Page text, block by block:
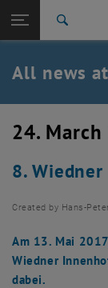
TU Login
Quicklinks
Toggle quicklinks
Back: list
Back to:
TU Wien
Overview
All news
24.
8.
Created by Hans-
Am 13. Mai
Wiedner
dabei.